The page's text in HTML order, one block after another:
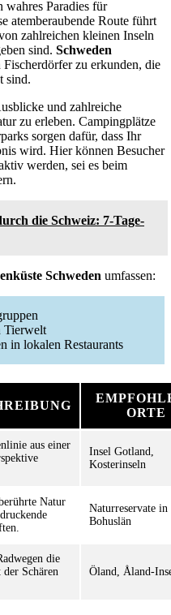
wahres Paradies für
atemberaubende Route führt
zahlreichen kleinen Inseln
sind. Schweden
Fischerdörfer zu erkunden, die
sind.
und zahlreiche
zu erleben. Campingplätze
sorgen dafür, dass Ihr
wird. Hier können Besucher
werden, sei es beim
die Schweiz: 7-Tage-
Schweden umfassen:
Tierwelt
in lokalen Restaurants
ORTE
aus einer
Insel Gotland,
Kosterinseln
Natur
Naturreservate in
Bohuslän
die
der Schären
Öland, Åland-